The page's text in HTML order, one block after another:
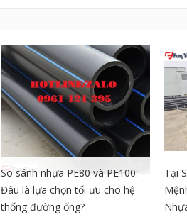
So sánh nhựa PE80 và PE100:
Đâu là lựa chọn tối ưu cho hệ
thống đường ống?
Tại